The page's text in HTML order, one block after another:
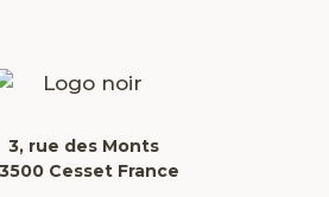
3, rue des Monts
Cesset France